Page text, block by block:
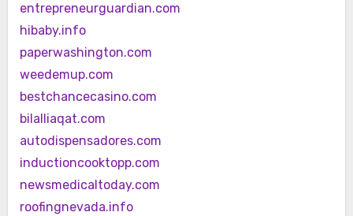
entrepreneurguardian.com
hibaby.info
paperwashington.com
weedemup.com
bestchancecasino.com
bilalliaqat.com
autodispensadores.com
inductioncooktopp.com
newsmedicaltoday.com
roofingnevada.info